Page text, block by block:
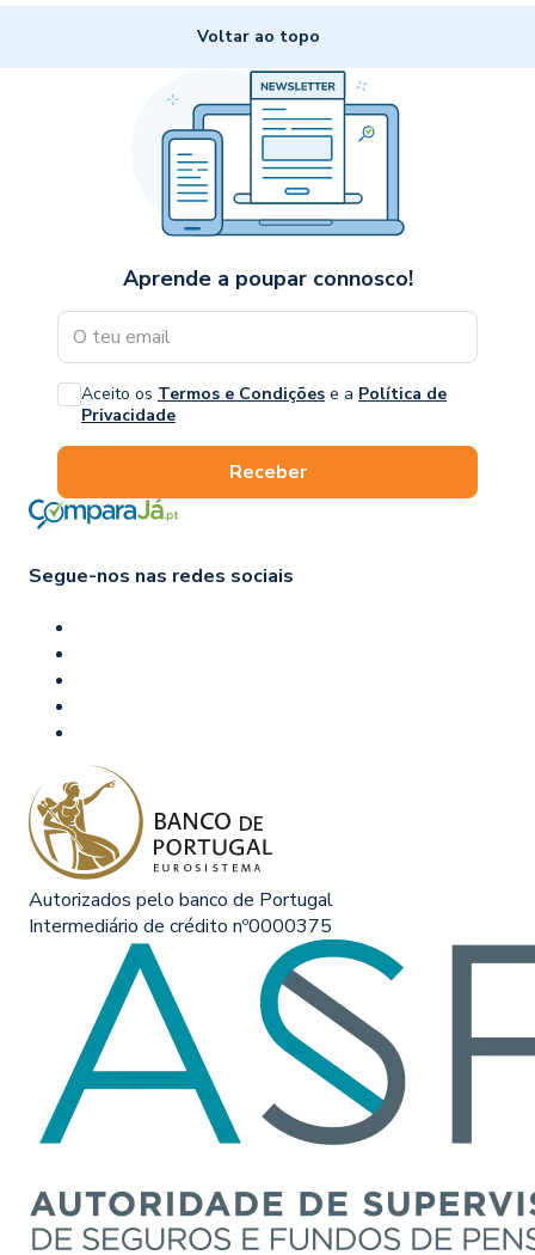
Voltar ao topo
Aprende a poupar connosco!
Aceito os Termos e Condições e a Política de
Privacidade
Receber
Segue-nos nas redes sociais
Autorizados pelo banco de Portugal
Intermediário de crédito nº0000375